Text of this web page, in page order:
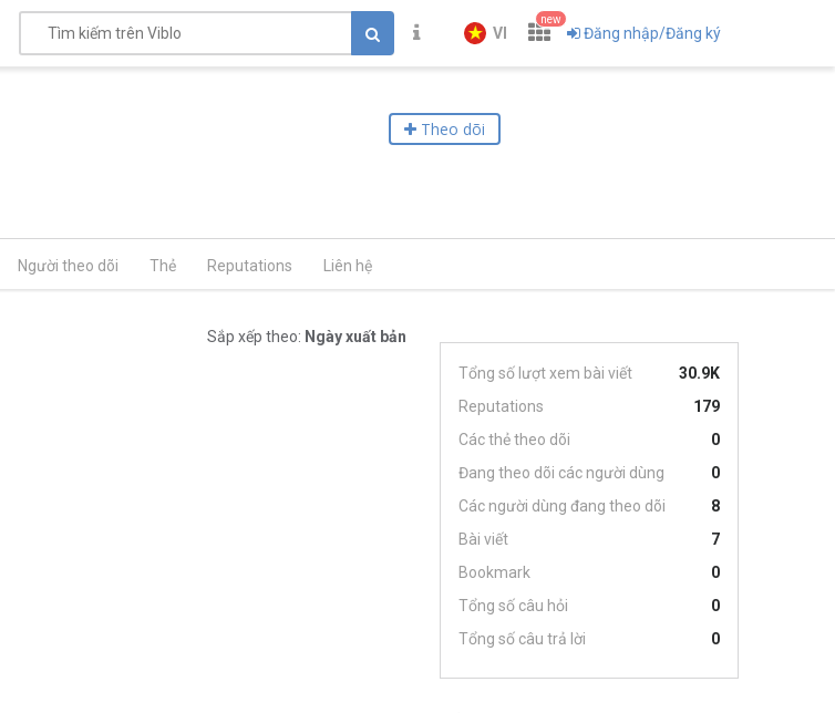
VI
new
Đăng nhập/Đăng ký
Theo dõi
Người theo dõi Thẻ Reputations Liên hệ
Sắp xếp theo: Ngày xuất bản
Tổng số lượt xem bài viết
30.9K
Reputations
179
Các thẻ theo dõi
0
Đang theo dõi các người dùng
0
Các người dùng đang theo dõi
8
Bài viết
7
Bookmark
0
Tổng số câu hỏi
0
Tổng số câu trả lời
0